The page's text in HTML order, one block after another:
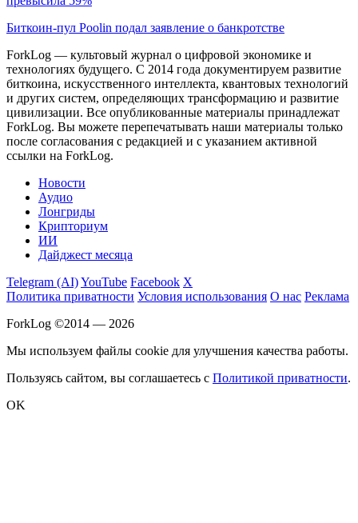
Биткоин-пул Poolin подал заявление о банкротстве
ForkLog — культовый журнал о цифровой экономике и
технологиях будущего. С 2014 года документируем развитие
биткоина, искусственного интеллекта, квантовых технологий
и других систем, определяющих трансформацию и развитие
цивилизации. Все опубликованные материалы принадлежат
ForkLog. Вы можете перепечатывать наши материалы только
после согласования с редакцией и с указанием активной
ссылки на ForkLog.
Новости
Аудио
Лонгриды
Крипториум
ИИ
Дайджест месяца
Telegram (AI)YouTube Facebook X
Политика приватности Условия использования О нас Реклама
ForkLog ©2014 — 2026
Мы используем файлы cookie для улучшения качества работы.
Пользуясь сайтом, вы соглашаетесь с Политикой приватности.
OK